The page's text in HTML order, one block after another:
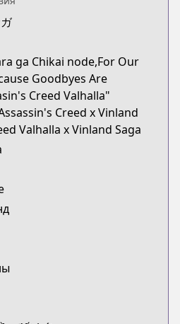
1456
planet.com/manga/https://
title/2107-vinland-
ga Chikai node,For Our
Goodbyes Are
Creed Valhalla"
Creed x Vinland
Valhalla x Vinland Saga